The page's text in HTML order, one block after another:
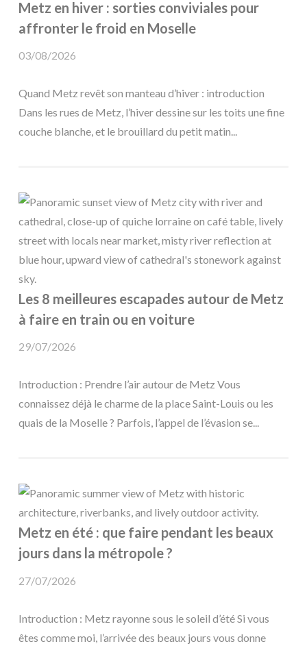
Metz en hiver : sorties conviviales pour
affronter le froid en Moselle
03/08/2026
Quand Metz revêt son manteau d’hiver : introduction
Dans les rues de Metz, l’hiver dessine sur les toits une fine
couche blanche, et le brouillard du petit matin...
Les 8 meilleures escapades autour de Metz
à faire en train ou en voiture
29/07/2026
Introduction : Prendre l’air autour de Metz Vous
connaissez déjà le charme de la place Saint-Louis ou les
quais de la Moselle ? Parfois, l’appel de l’évasion se...
Metz en été : que faire pendant les beaux
jours dans la métropole ?
27/07/2026
Introduction : Metz rayonne sous le soleil d’été Si vous
êtes comme moi, l’arrivée des beaux jours vous donne